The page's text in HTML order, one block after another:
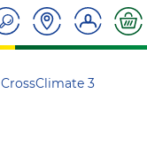
CrossClimate 3